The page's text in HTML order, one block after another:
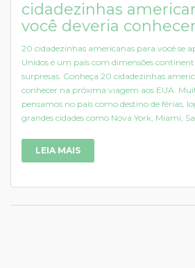
cidadezinhas
você deveria conhecer
20 cidadezinhas americanas para você se
Unidos é um país com dimensões
surpresas. Conheça 20 cidadezinhas
conhecer na próxima viagem aos EUA.
pensamos no país como destino de férias,
grandes cidades como Nova York, Miami,
LEIA MAIS